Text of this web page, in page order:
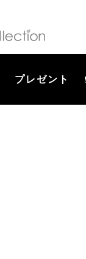
プレゼント